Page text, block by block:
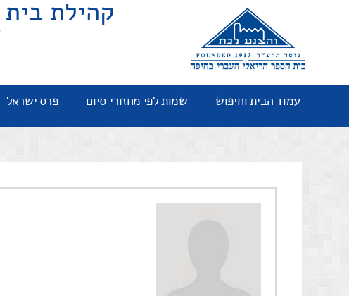
קהילת
עמוד הבית וחיפוש שמות לפי מחזורי סיום פרס ישראל